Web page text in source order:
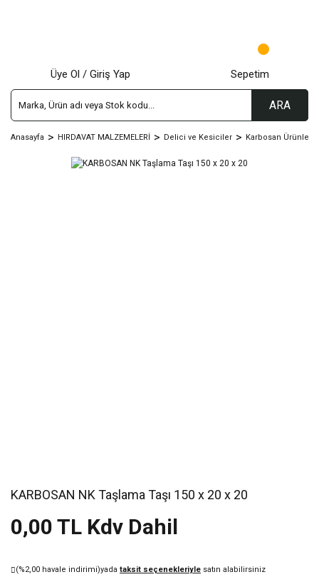
ARA
Üye Ol / Giriş Yap Sepetim
Anasayfa HIRDAVAT MALZEMELERİ Delici ve Kesiciler Karbosan Ürünleri
KARBOSAN NK Taşlama Taşı 150 x 20 x 20
0,00 TL Kdv Dahil
(%2,00 havale indirimi)yada taksit seçenekleriyle satın alabilirsiniz